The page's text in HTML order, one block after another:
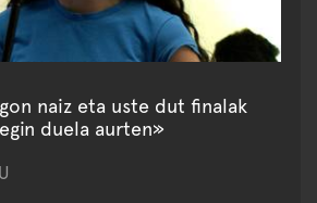
naiz eta uste dut finalak
duela aurten»